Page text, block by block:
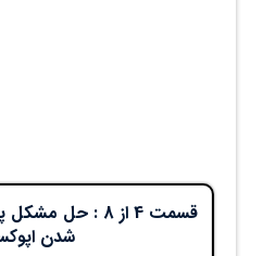
قسمت 4 از 8 :
شدن